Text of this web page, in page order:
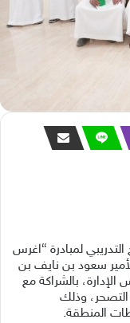
لمبادرة “اغرس
سعود بن نايف بن
بالشراكة مع
التصحر، وذلك
المنطقة.